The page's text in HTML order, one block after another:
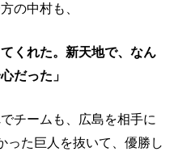
の中村も、
くれた。新天地で、なん
だった」
チームも、広島を相手に
った巨人を抜いて、優勝し